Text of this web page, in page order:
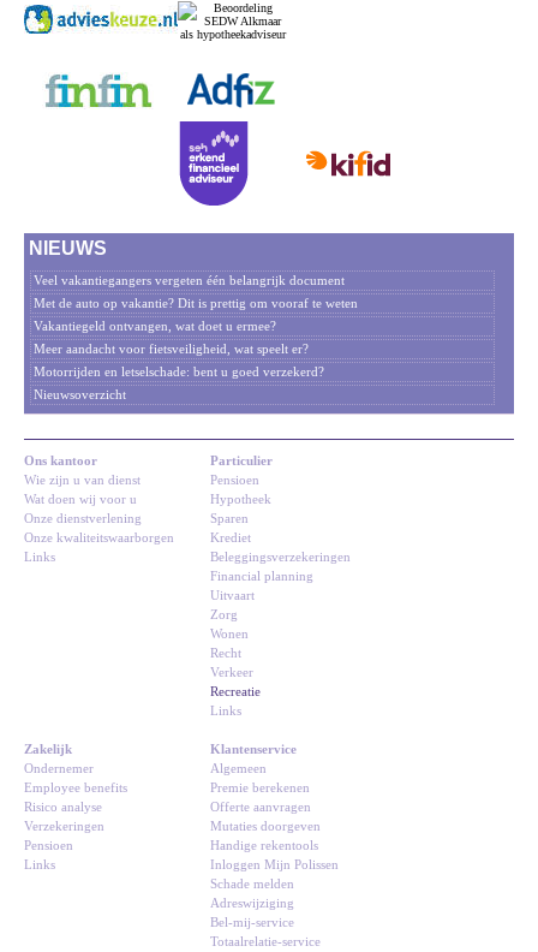
NIEUWS
Veel vakantiegangers vergeten één belangrijk document
Met de auto op vakantie? Dit is prettig om vooraf te weten
Vakantiegeld ontvangen, wat doet u ermee?
Meer aandacht voor fietsveiligheid, wat speelt er?
Motorrijden en letselschade: bent u goed verzekerd?
Nieuwsoverzicht
Ons kantoor
Wie zijn u van dienst
Wat doen wij voor u
Onze dienstverlening
Onze kwaliteitswaarborgen
Links
Particulier
Pensioen
Hypotheek
Sparen
Krediet
Beleggingsverzekeringen
Financial planning
Uitvaart
Zorg
Wonen
Recht
Verkeer
Recreatie
Links
Zakelijk
Ondernemer
Employee benefits
Risico analyse
Verzekeringen
Pensioen
Links
Klantenservice
Algemeen
Premie berekenen
Offerte aanvragen
Mutaties doorgeven
Handige rekentools
Inloggen Mijn Polissen
Schade melden
Adreswijziging
Bel-mij-service
Totaalrelatie-service